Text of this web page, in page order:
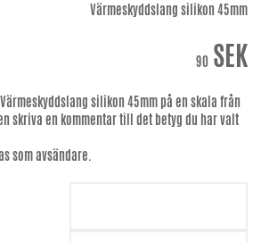
Värmeskyddslang silikon 45mm
90 SEK
Värmeskyddslang silikon 45mm på en skala från
skriva en kommentar till det betyg du har valt
som avsändare.